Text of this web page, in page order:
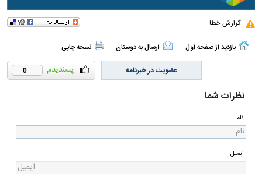
گزارش خطا
بازدید از صفحه اول ارسال به دوستان نسخه چاپی
0 عضویت در خبرنامه
نظرات شما
نام
ایمیل